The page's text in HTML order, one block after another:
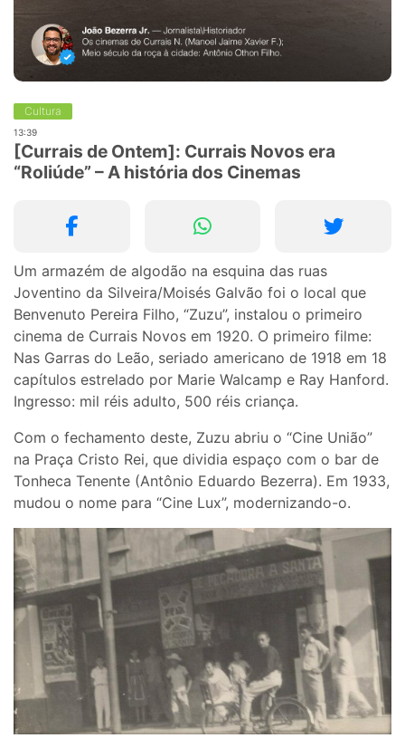
Cultura
13:39
[Currais de Ontem]: Currais Novos era
“Roliúde” – A história dos Cinemas
Um armazém de algodão na esquina das ruas
Joventino da Silveira/Moisés Galvão foi o local que
Benvenuto Pereira Filho, “Zuzu”, instalou o primeiro
cinema de Currais Novos em 1920. O primeiro filme:
Nas Garras do Leão, seriado americano de 1918 em 18
capítulos estrelado por Marie Walcamp e Ray Hanford.
Ingresso: mil réis adulto, 500 réis criança.
Com o fechamento deste, Zuzu abriu o “Cine União”
na Praça Cristo Rei, que dividia espaço com o bar de
Tonheca Tenente (Antônio Eduardo Bezerra). Em 1933,
mudou o nome para “Cine Lux”, modernizando-o.